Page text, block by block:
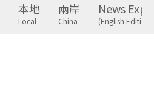
本地
Local
兩岸
China
News
(English Edition)